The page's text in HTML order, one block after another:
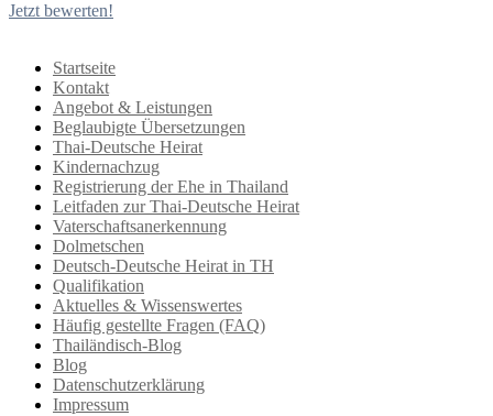
Jetzt bewerten!
Startseite
Kontakt
Angebot & Leistungen
Beglaubigte Übersetzungen
Thai-Deutsche Heirat
Kindernachzug
Registrierung der Ehe in Thailand
Leitfaden zur Thai-Deutsche Heirat
Vaterschaftsanerkennung
Dolmetschen
Deutsch-Deutsche Heirat in TH
Qualifikation
Aktuelles & Wissenswertes
Häufig gestellte Fragen (FAQ)
Thailändisch-Blog
Blog
Datenschutzerklärung
Impressum